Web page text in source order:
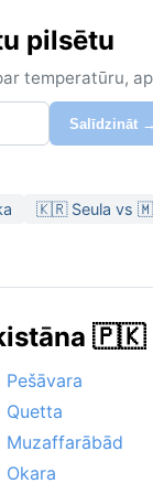
pilsētu
temperatūru,
Salīdzināt →
🇰🇷 Seula vs
🇵🇰
Pešāvara
Quetta
Muzaffarābād
Okara